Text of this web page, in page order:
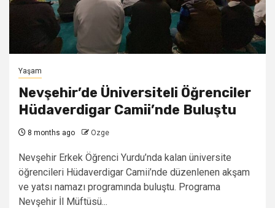
Yaşam
Nevşehir’de Üniversiteli Öğrenciler
Hüdaverdigar Camii’nde Buluştu
8 months ago Ozge
Nevşehir Erkek Öğrenci Yurdu’nda kalan üniversite
öğrencileri Hüdaverdigar Camii’nde düzenlenen akşam
ve yatsı namazı programında buluştu. Programa
Nevşehir İl Müftüsü...